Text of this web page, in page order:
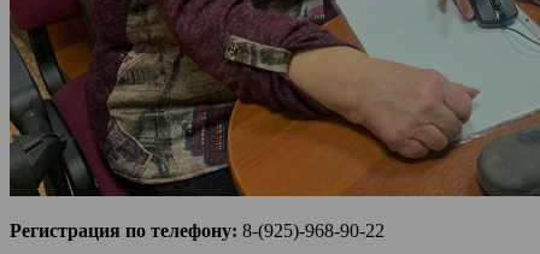
Регистрация по телефону: 8-(925)-968-90-22